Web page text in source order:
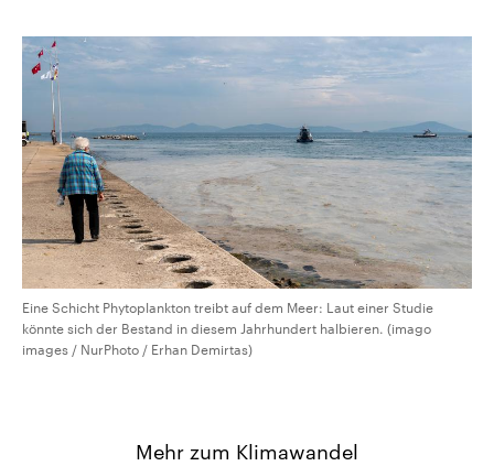
Eine Schicht Phytoplankton treibt auf dem Meer: Laut einer Studie
könnte sich der Bestand in diesem Jahrhundert halbieren. (imago
images / NurPhoto / Erhan Demirtas)
Mehr zum Klimawandel